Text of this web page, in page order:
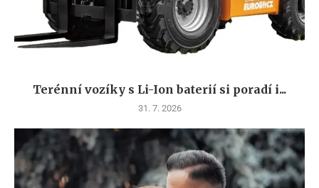
Terénní vozíky s Li-Ion baterií si poradí i...
31. 7. 2026